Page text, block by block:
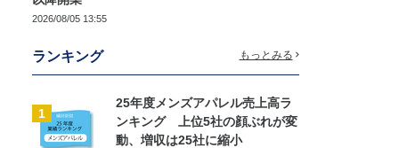
2026/08/05 13:55
ランキング もっとみる
1
25年度メンズアパレル売上高ラ
ンキング 上位5社の顔ぶれが変
動、増収は25社に縮小